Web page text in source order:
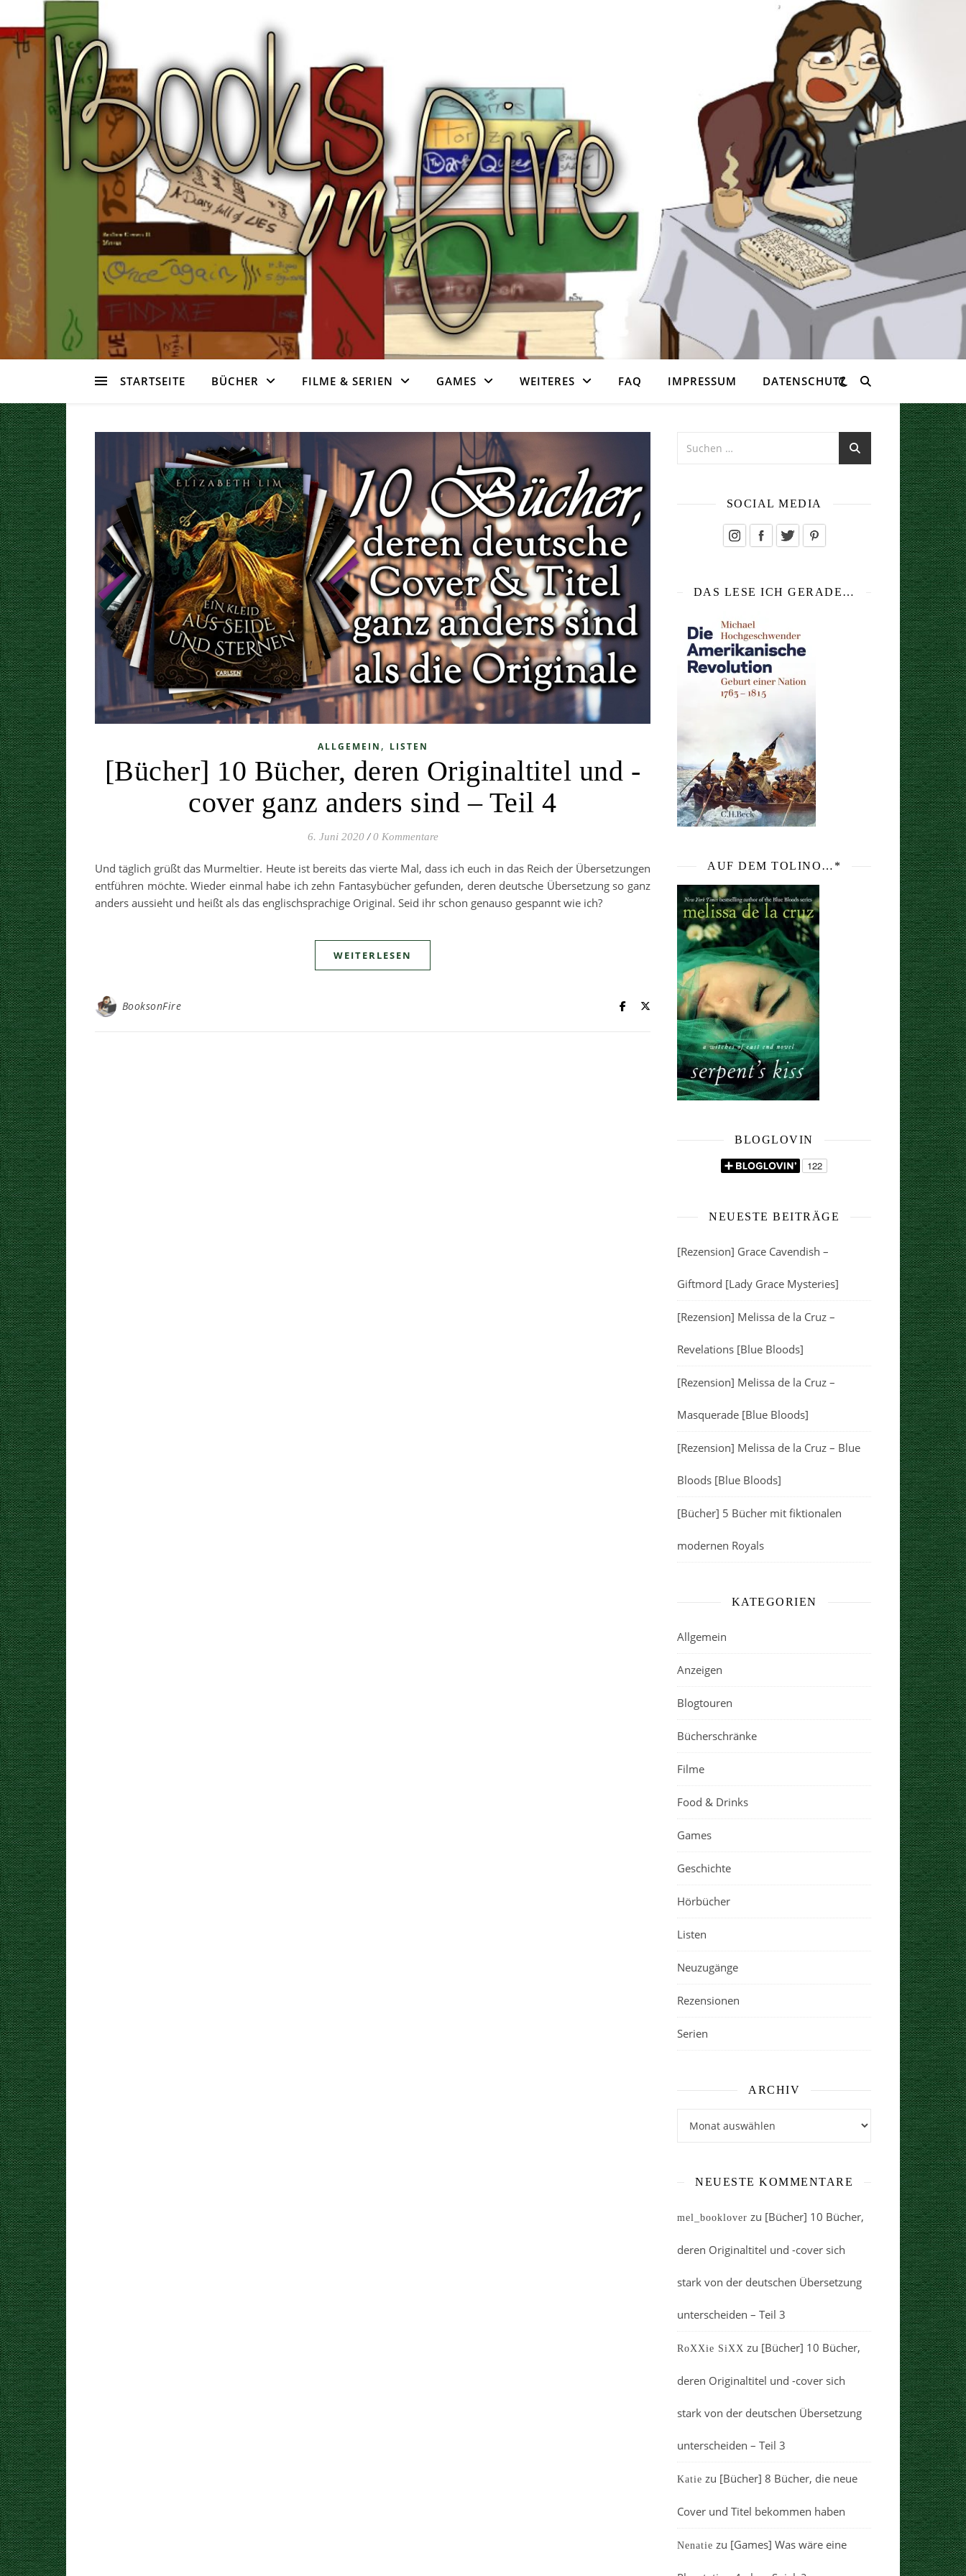
STARTSEITE BÜCHER FILME & SERIEN GAMES WEITERES FAQ IMPRESSUM DATENSCHUTZ
ALLGEMEIN , LISTEN
[Bücher] 10 Bücher, deren Originaltitel und -
cover ganz anders sind – Teil 4
6. Juni 2020 / 0 Kommentare
Und täglich grüßt das Murmeltier. Heute ist bereits das vierte Mal, dass ich euch in das Reich der Übersetzungen
entführen möchte. Wieder einmal habe ich zehn Fantasybücher gefunden, deren deutsche Übersetzung so ganz
anders aussieht und heißt als das englischsprachige Original. Seid ihr schon genauso gespannt wie ich?
WEITERLESEN
BooksonFire
SOCIAL MEDIA
DAS LESE ICH GERADE…
AUF DEM TOLINO…*
BLOGLOVIN
NEUESTE BEITRÄGE
[Rezension] Grace Cavendish –
Giftmord [Lady Grace Mysteries]
[Rezension] Melissa de la Cruz –
Revelations [Blue Bloods]
[Rezension] Melissa de la Cruz –
Masquerade [Blue Bloods]
[Rezension] Melissa de la Cruz – Blue
Bloods [Blue Bloods]
[Bücher] 5 Bücher mit fiktionalen
modernen Royals
KATEGORIEN
Allgemein
Anzeigen
Blogtouren
Bücherschränke
Filme
Food & Drinks
Games
Geschichte
Hörbücher
Listen
Neuzugänge
Rezensionen
Serien
ARCHIV
NEUESTE KOMMENTARE
mel_booklover zu [Bücher] 10 Bücher,
deren Originaltitel und -cover sich
stark von der deutschen Übersetzung
unterscheiden – Teil 3
RoXXie SiXX zu [Bücher] 10 Bücher,
deren Originaltitel und -cover sich
stark von der deutschen Übersetzung
unterscheiden – Teil 3
Katie zu [Bücher] 8 Bücher, die neue
Cover und Titel bekommen haben
Nenatie zu [Games] Was wäre eine